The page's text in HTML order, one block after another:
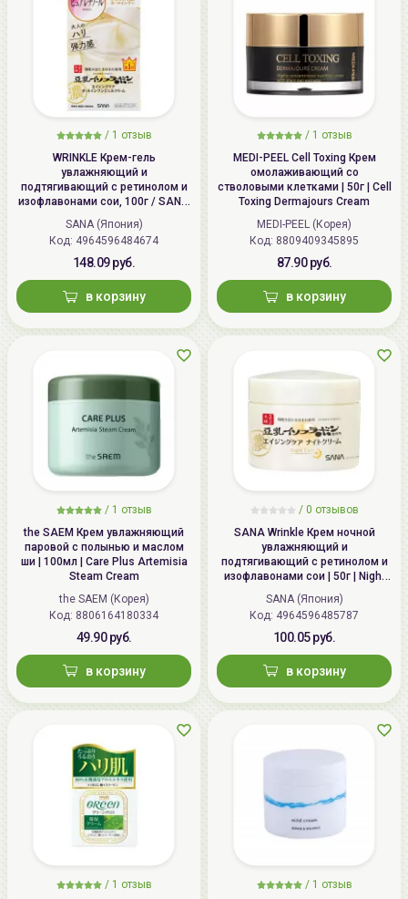
/ 1 отзыв
WRINKLE Крем-гель
увлажняющий и
подтягивающий с ретинолом и
изофлавонами сои, 100г / SANA
WRINKLE Gel Cream
SANA (Япония)
Код: 4964596484674
148.09 руб.
в корзину
/ 1 отзыв
MEDI-PEEL Cell Toxing Крем
омолаживающий со
стволовыми клетками | 50г | Cell
Toxing Dermajours Cream
MEDI-PEEL (Корея)
Код: 8809409345895
87.90 руб.
в корзину
/ 1 отзыв
the SAEM Крем увлажняющий
паровой с полынью и маслом
ши | 100мл | Care Plus Artemisia
Steam Cream
the SAEM (Корея)
Код: 8806164180334
49.90 руб.
в корзину
/ 0 отзывов
SANA Wrinkle Крем ночной
увлажняющий и
подтягивающий с ретинолом и
изофлавонами сои | 50г | Night
Wrinkle Cream
SANA (Япония)
Код: 4964596485787
100.05 руб.
в корзину
/ 1 отзыв
/ 1 отзыв